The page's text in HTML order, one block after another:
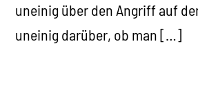
uneinig über den Angriff auf
uneinig darüber, ob man […]